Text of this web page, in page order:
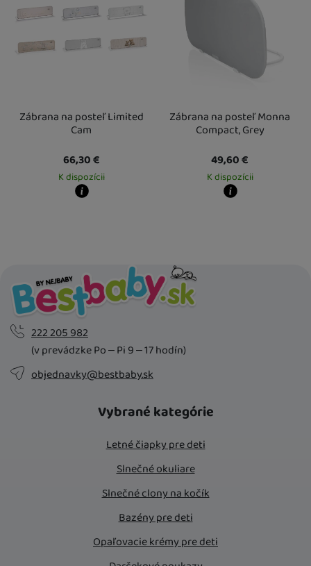
Zábrana na posteľ Limited
Cam
66,30€
K dispozícii
Zábrana na posteľ Monna
Compact, Grey
49,60€
K dispozícii
222 205 982
(v prevádzke Po – Pi 9 – 17 hodín)
objednavky@bestbaby.sk
Vybrané kategórie
Letné čiapky pre deti
Slnečné okuliare
Slnečné clony na kočík
Bazény pre deti
Opaľovacie krémy pre deti